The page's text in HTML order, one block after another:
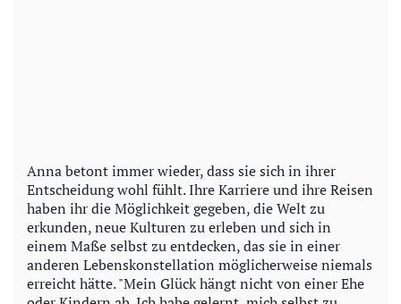
Anna betont immer wieder, dass sie sich in ihrer
Entscheidung wohl fühlt. Ihre Karriere und ihre Reisen
haben ihr die Möglichkeit gegeben, die Welt zu
erkunden, neue Kulturen zu erleben und sich in
einem Maße selbst zu entdecken, das sie in einer
anderen Lebenskonstellation möglicherweise niemals
erreicht hätte. "Mein Glück hängt nicht von einer Ehe